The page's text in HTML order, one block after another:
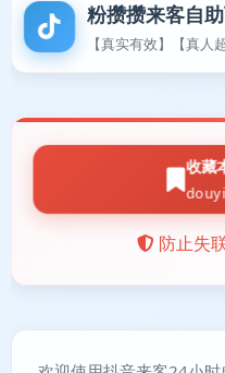
粉攒攒来客自
【真实有效】【真人
收藏
防止失